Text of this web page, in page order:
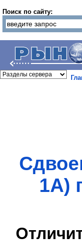
Поиск по сайту:
1А)